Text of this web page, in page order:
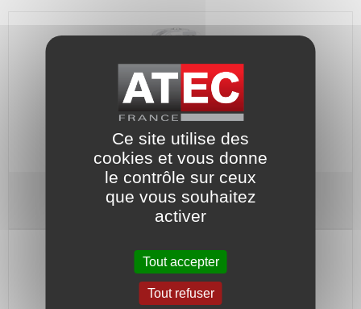
Moteur d'aspirateur mono 230VType DIRECT
Ce site utilise des
cookies et vous donne
le contrôle sur ceux
que vous souhaitez
activer
Tout accepter
Tout refuser